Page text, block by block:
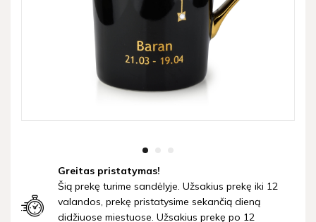
Greitas pristatymas!
Šią prekę turime sandėlyje. Užsakius prekę iki 12
valandos, prekę pristatysime sekančią dieną
didžiuose miestuose. Užsakius prekę po 12